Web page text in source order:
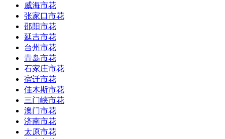
威海市花
张家口市花
邵阳市花
延吉市花
台州市花
青岛市花
石家庄市花
宿迁市花
佳木斯市花
三门峡市花
澳门市花
济南市花
太原市花